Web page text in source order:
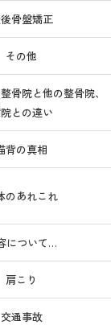
骨盤矯正
その他
骨院と他の整骨院、
との違い
背の真相
のあれこれ
について…
肩こり
交通事故